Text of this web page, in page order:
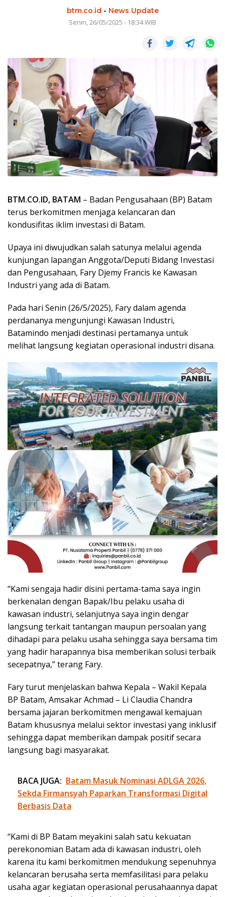
btm.co.id - News Update
Senin, 26/05/2025 - 18:34 WIB
BTM.CO.ID, BATAM – Badan Pengusahaan (BP) Batam
terus berkomitmen menjaga kelancaran dan
kondusifitas iklim investasi di Batam.
Upaya ini diwujudkan salah satunya melalui agenda
kunjungan lapangan Anggota/Deputi Bidang Investasi
dan Pengusahaan, Fary Djemy Francis ke Kawasan
Industri yang ada di Batam.
Pada hari Senin (26/5/2025), Fary dalam agenda
perdananya mengunjungi Kawasan Industri,
Batamindo menjadi destinasi pertamanya untuk
melihat langsung kegiatan operasional industri disana.
“Kami sengaja hadir disini pertama-tama saya ingin
berkenalan dengan Bapak/Ibu pelaku usaha di
kawasan industri, selanjutnya saya ingin dengar
langsung terkait tantangan maupun persoalan yang
dihadapi para pelaku usaha sehingga saya bersama tim
yang hadir harapannya bisa memberikan solusi terbaik
secepatnya,” terang Fary.
Fary turut menjelaskan bahwa Kepala – Wakil Kepala
BP Batam, Amsakar Achmad – Li Claudia Chandra
bersama jajaran berkomitmen mengawal kemajuan
Batam khususnya melalui sektor investasi yang inklusif
sehingga dapat memberikan dampak positif secara
langsung bagi masyarakat.
BACA JUGA: Batam Masuk Nominasi ADLGA 2026,
Sekda Firmansyah Paparkan Transformasi Digital
Berbasis Data
“Kami di BP Batam meyakini salah satu kekuatan
perekonomian Batam ada di kawasan industri, oleh
karena itu kami berkomitmen mendukung sepenuhnya
kelancaran berusaha serta memfasilitasi para pelaku
usaha agar kegiatan operasional perusahaannya dapat